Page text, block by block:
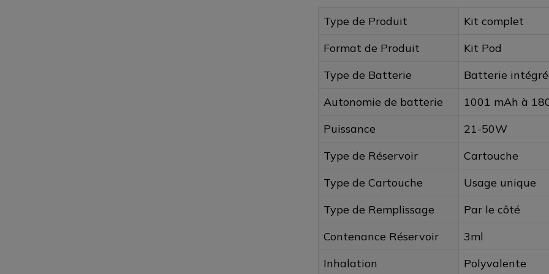
Type de Produit
Kit complet
Format de Produit
Kit Pod
Type de Batterie
Batterie
Autonomie de batterie
1001 mAh à
Puissance
21-50W
Type de Réservoir
Cartouche
Type de Cartouche
Usage unique
Type de Remplissage
Par le côté
Contenance Réservoir
3ml
Inhalation
Polyvalente